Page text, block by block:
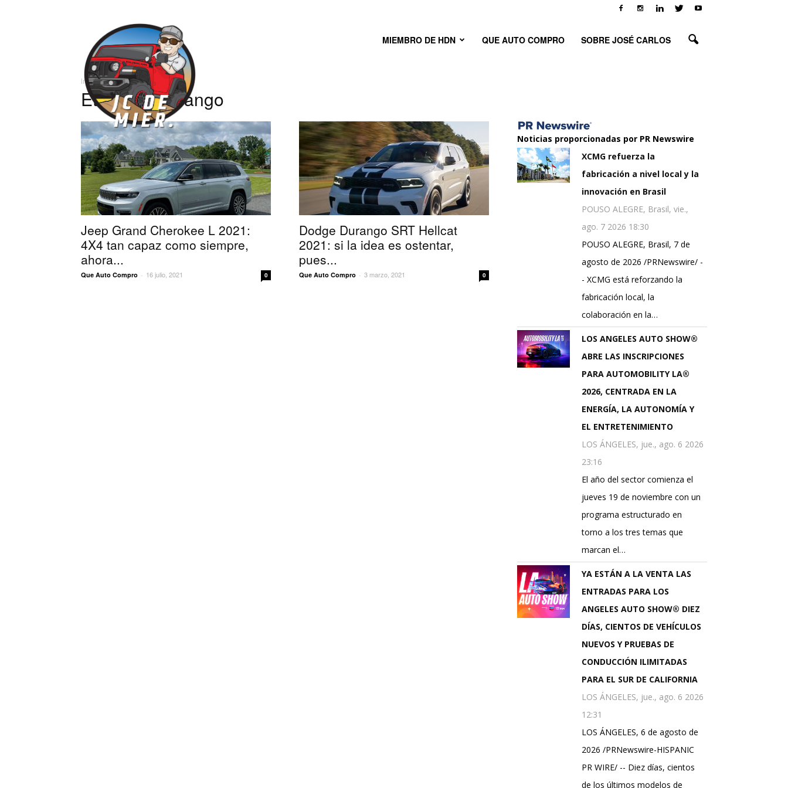
Carlos
MIEMBRO DE HDN QUE AUTO COMPRO SOBRE JOSÉ CARLOS
Inicio Etiquetas Durango
Etiqueta: Durango
Jeep Grand Cherokee L 2021:
4X4 tan capaz como siempre,
ahora...
Que Auto Compro - 16 julio, 2021 0
Dodge Durango SRT Hellcat
2021: si la idea es ostentar,
pues...
Que Auto Compro - 3 marzo, 2021 0
Noticias proporcionadas por PR Newswire
XCMG refuerza la
fabricación a nivel local y la
innovación en Brasil
POUSO ALEGRE, Brasil, vie.,
ago. 7 2026 18:30
POUSO ALEGRE, Brasil, 7 de
agosto de 2026 /PRNewswire/ -
- XCMG está reforzando la
fabricación local, la
colaboración en la…
LOS ANGELES AUTO SHOW®
ABRE LAS INSCRIPCIONES
PARA AUTOMOBILITY LA®
2026, CENTRADA EN LA
ENERGÍA, LA AUTONOMÍA Y
EL ENTRETENIMIENTO
LOS ÁNGELES, jue., ago. 6 2026
23:16
El año del sector comienza el
jueves 19 de noviembre con un
programa estructurado en
torno a los tres temas que
marcan el…
YA ESTÁN A LA VENTA LAS
ENTRADAS PARA LOS
ANGELES AUTO SHOW® DIEZ
DÍAS, CIENTOS DE VEHÍCULOS
NUEVOS Y PRUEBAS DE
CONDUCCIÓN ILIMITADAS
PARA EL SUR DE CALIFORNIA
LOS ÁNGELES, jue., ago. 6 2026
12:31
LOS ÁNGELES, 6 de agosto de
2026 /PRNewswire-HISPANIC
PR WIRE/ -- Diez días, cientos
de los últimos modelos de